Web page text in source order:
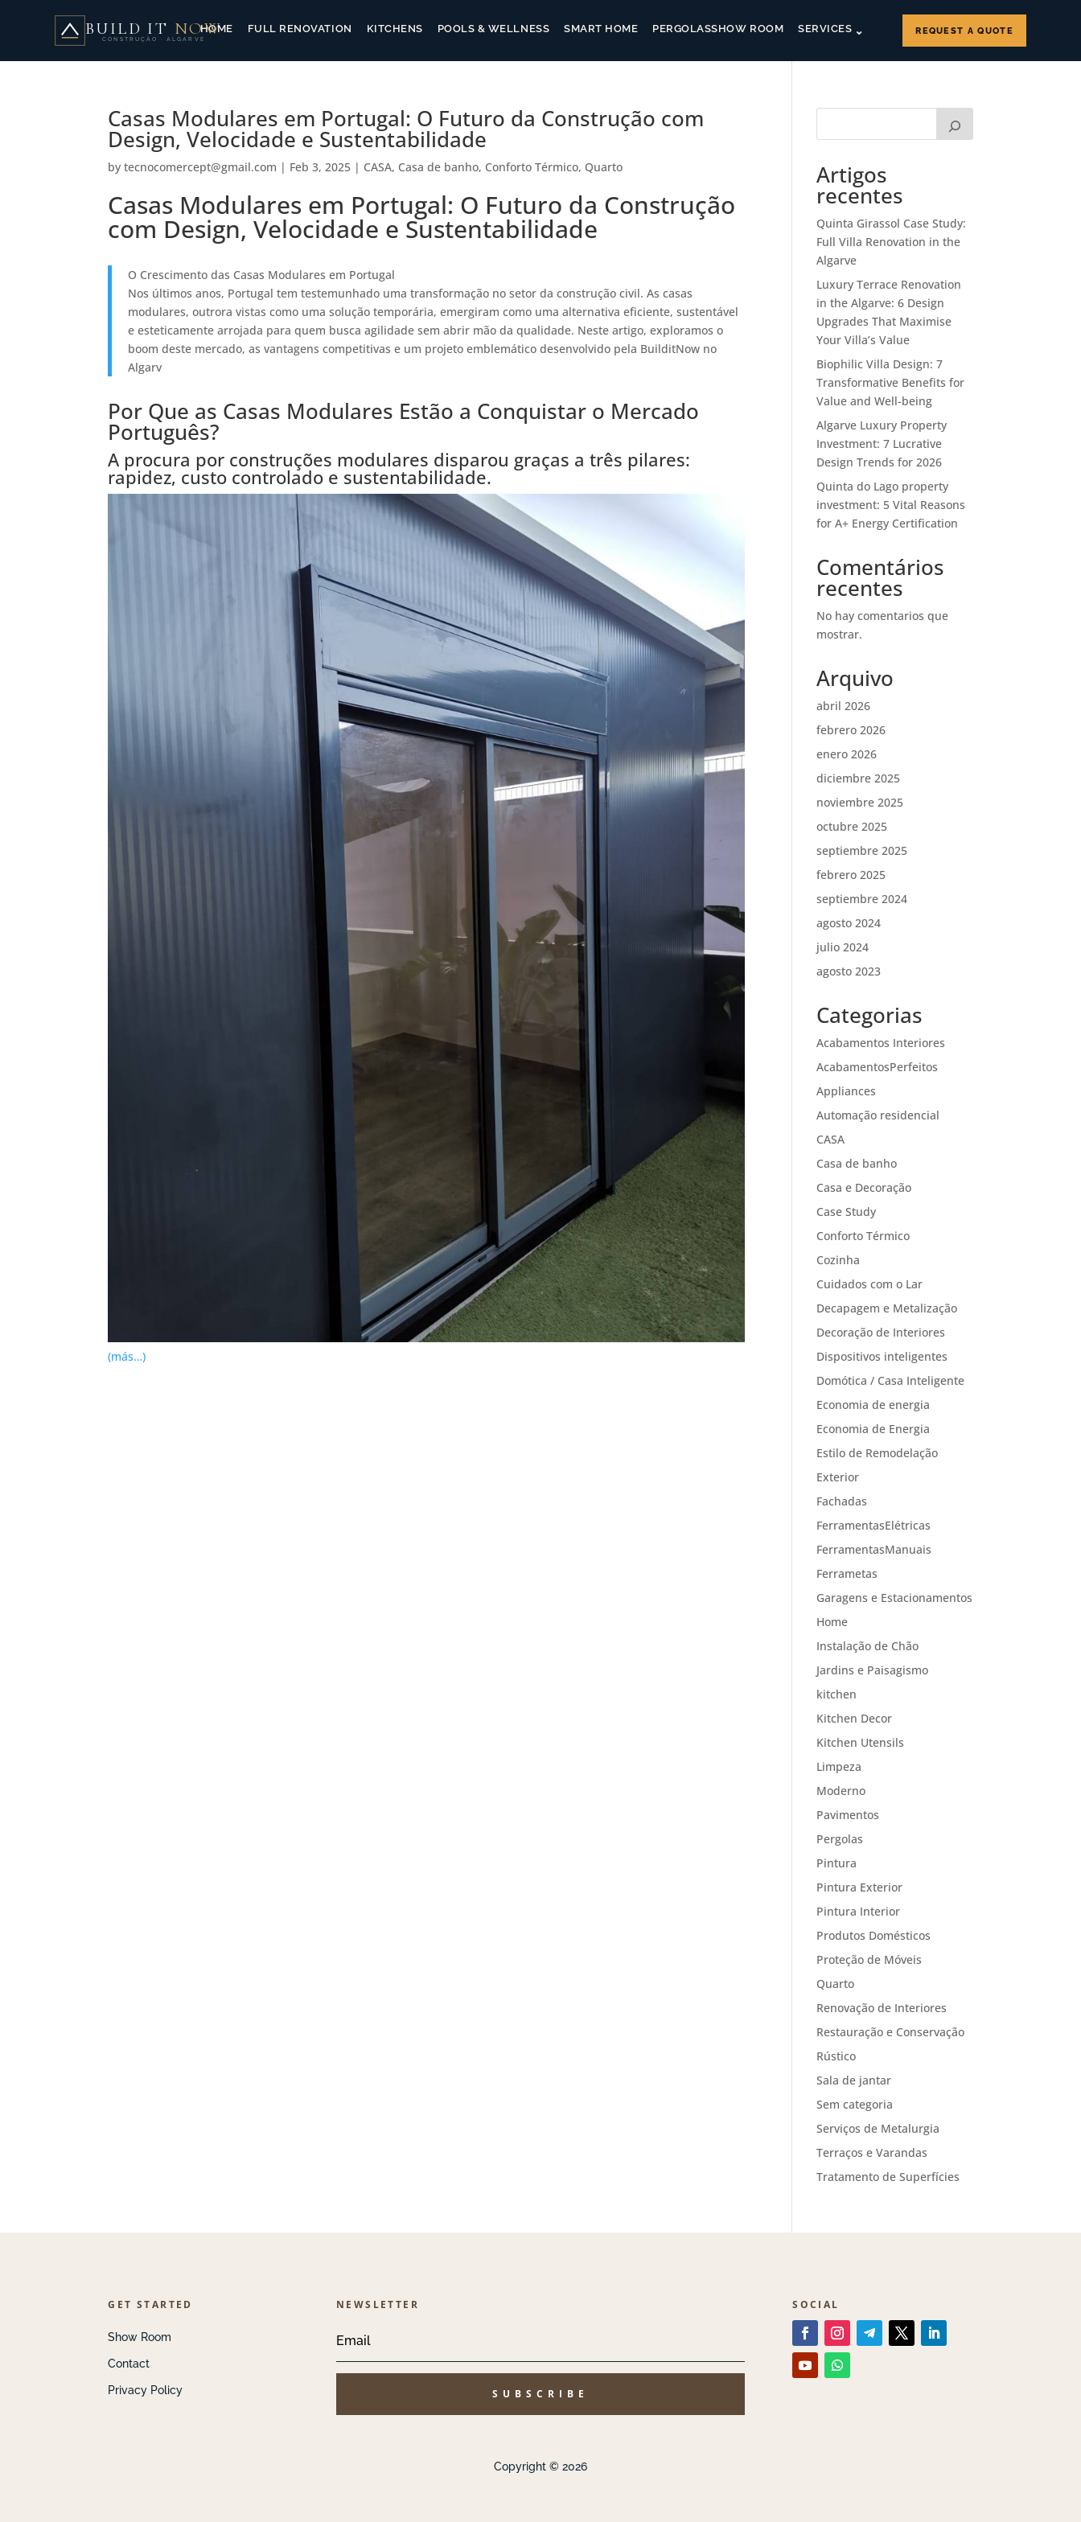
BUILD IT NOW
CONSTRUÇÃO · ALGARVE
HOME FULL RENOVATION KITCHENS POOLS & WELLNESS SMART HOME SHOW ROOM SERVICES
PERGOLAS REQUEST A QUOTE
Casas Modulares em Portugal: O Futuro da Construção com
Design, Velocidade e Sustentabilidade
bytecnocomercept@gmail.com | Feb 3, 2025 | CASA, Casa de banho, Conforto Térmico, Quarto
Casas Modulares em Portugal: O Futuro da Construção
com Design, Velocidade e Sustentabilidade
O Crescimento das Casas Modulares em Portugal
Nos últimos anos, Portugal tem testemunhado uma transformação no setor da construção civil. As casas
modulares, outrora vistas como uma solução temporária, emergiram como uma alternativa eficiente, sustentável
e esteticamente arrojada para quem busca agilidade sem abrir mão da qualidade. Neste artigo, exploramos o
boom deste mercado, as vantagens competitivas e um projeto emblemático desenvolvido pela BuilditNow no
Algarv
Por Que as Casas Modulares Estão a Conquistar o Mercado
Português?
A procura por construções modulares disparou graças a três pilares:
rapidez, custo controlado e sustentabilidade.
(más…)
Artigos
recentes
Quinta Girassol Case Study:
Full Villa Renovation in the
Algarve
Luxury Terrace Renovation
in the Algarve: 6 Design
Upgrades That Maximise
Your Villa’s Value
Biophilic Villa Design: 7
Transformative Benefits for
Value and Well-being
Algarve Luxury Property
Investment: 7 Lucrative
Design Trends for 2026
Quinta do Lago property
investment: 5 Vital Reasons
for A+ Energy Certification
Comentários
recentes
No hay comentarios que
mostrar.
Arquivo
abril 2026
febrero 2026
enero 2026
diciembre 2025
noviembre 2025
octubre 2025
septiembre 2025
febrero 2025
septiembre 2024
agosto 2024
julio 2024
agosto 2023
Categorias
Acabamentos Interiores
AcabamentosPerfeitos
Appliances
Automação residencial
CASA
Casa de banho
Casa e Decoração
Case Study
Conforto Térmico
Cozinha
Cuidados com o Lar
Decapagem e Metalização
Decoração de Interiores
Dispositivos inteligentes
Domótica / Casa Inteligente
Economia de energia
Economia de Energia
Estilo de Remodelação
Exterior
Fachadas
FerramentasElétricas
FerramentasManuais
Ferrametas
Garagens e Estacionamentos
Home
Instalação de Chão
Jardins e Paisagismo
kitchen
Kitchen Decor
Kitchen Utensils
Limpeza
Moderno
Pavimentos
Pergolas
Pintura
Pintura Exterior
Pintura Interior
Produtos Domésticos
Proteção de Móveis
Quarto
Renovação de Interiores
Restauração e Conservação
Rústico
Sala de jantar
Sem categoria
Serviços de Metalurgia
Terraços e Varandas
Tratamento de Superfícies
GET STARTED
Show Room
Contact
Privacy Policy
NEWSLETTER
SUBSCRIBE
SOCIAL
Copyright © 2026